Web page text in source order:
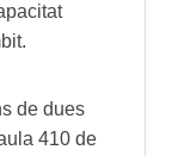
de dues
410 de